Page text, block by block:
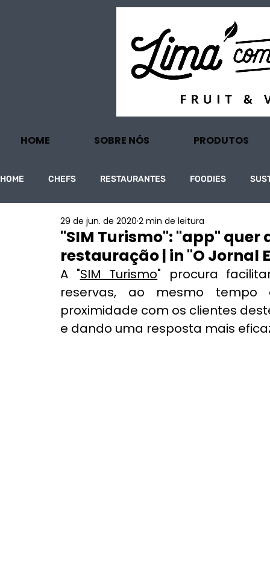
HOME SOBRE NÓS PRODUTOS
HOME CHEFS RESTAURANTES FOODIES
PROJECTOS TURISMO ECONOMIA
"SIM Turismo": "app"
restauração | in "O Jornal
29 de jun. de 2020 2 min de leitura
A "SIM Turismo" procura
reservas, ao mesmo
proximidade com os clientes
e dando uma resposta mais